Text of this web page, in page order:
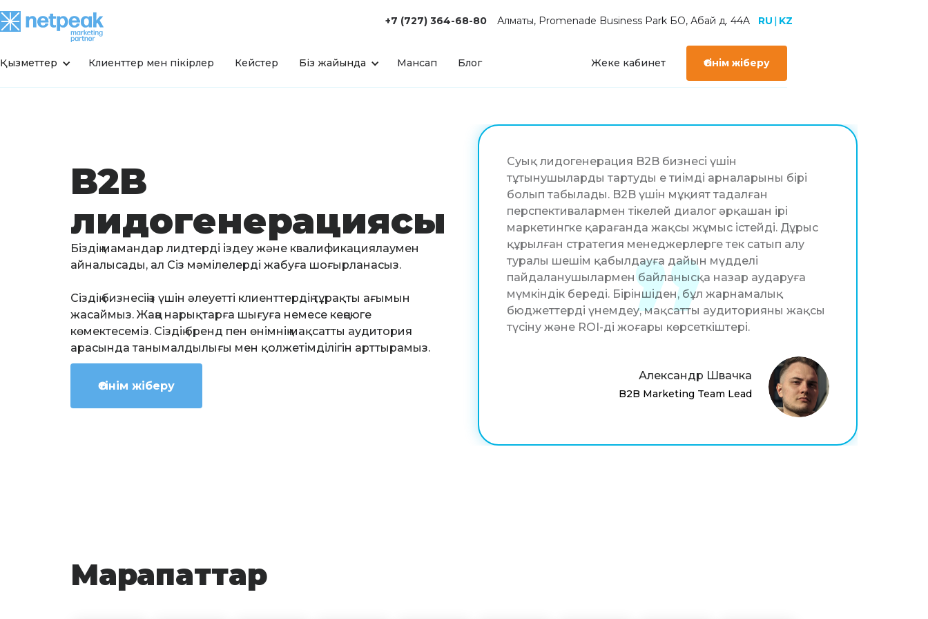
+7 (727) 364-68-80 Алматы, Promenade Business Park БО, Абай д. 44A RU | KZ
Қызметтер Клиенттер мен пікірлер Кейстер Біз жайында Мансап Блог Жеке кабинет Өтінім жіберу
B2B
лидогенерациясы
Біздің мамандар лидтерді іздеу және квалификациялаумен
айналысады, ал Cіз мәмілелерді жабуға шоғырланасыз.
Сіздің бизнесіңіз үшін әлеуетті клиенттердің тұрақты ағымын
жасаймыз. Жаңа нарықтарға шығуға немесе кеңеюге
көмектесеміз. Сіздің бренд пен өнімнің мақсатты аудитория
арасында танымалдылығы мен қолжетімділігін арттырамыз.
Өтінім жіберу
Суық лидогенерация B2B бизнесі үшін
тұтынушыларды тартудың ең тиімді арналарының бірі
болып табылады. B2B үшін мұқият таңдалған
перспективалармен тікелей диалог әрқашан ірі
маркетингке қарағанда жақсы жұмыс істейді. Дұрыс
құрылған стратегия менеджерлерге тек сатып алу
туралы шешім қабылдауға дайын мүдделі
пайдаланушылармен байланысқа назар аударуға
мүмкіндік береді. Біріншіден, бұл жарнамалық
бюджеттерді үнемдеу, мақсатты аудиторияны жақсы
түсіну және ROI-дің жоғары көрсеткіштері.
Александр Швачка
B2B Marketing Team Lead
Марапаттар